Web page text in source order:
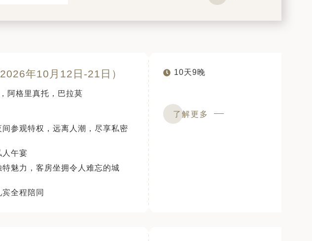
年10月12日-21日）
阿格里真托，巴拉莫
参观特权，远离人潮，尽享私密
人午宴
魅力，客房坐拥令人难忘的城
全程陪同
10天9晚
了解更多